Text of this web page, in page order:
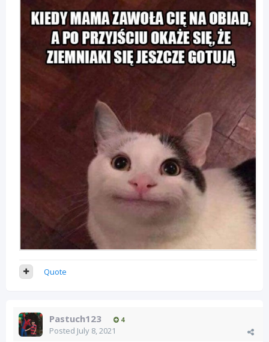
Quote
Pastuch123 4
Posted July 8, 2021